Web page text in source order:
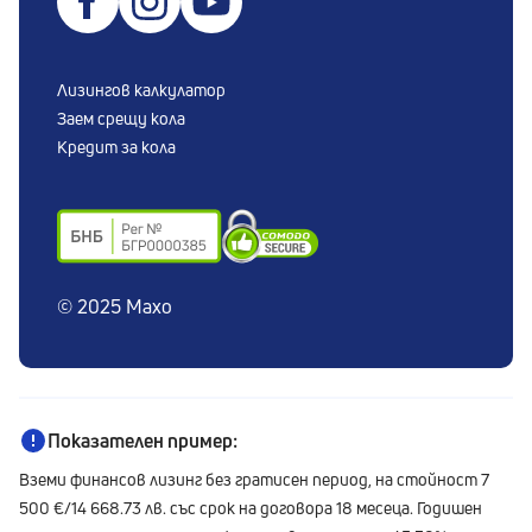
Условия за ползване
Решаване на спорове
Сигнали по ЗЗЛПСПОИН
Лизингов калкулатор
Заем срещу кола
Кредит за кола
© 2025 Maxo
Показателен пример:
Вземи финансов лизинг без гратисен период, на стойност 7
500 €/14 668.73 лв. със срок на договора 18 месеца. Годишен